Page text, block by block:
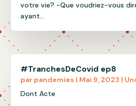
votre vie? -Que voudriez-vous
ayant...
#TranchesDeCovid ep8
par pandemies | Mai 9, 2023 |
Dont Acte